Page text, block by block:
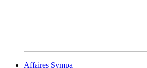
+
Affaires Sympa